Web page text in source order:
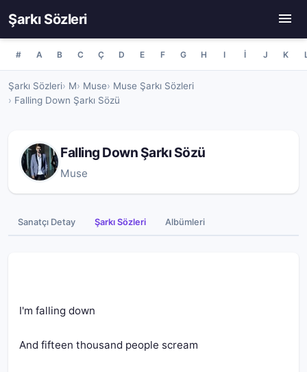
Şarkı Sözleri
# A B C Ç D E F G H I İ J K
Şarkı Sözleri M Muse
Muse Şarkı Sözleri
Falling Down Şarkı Sözü
Falling Down Şarkı Sözü
Muse
Sanatçı Detay Şarkı Sözleri Albümleri
I'm falling down
And fifteen thousand people scream